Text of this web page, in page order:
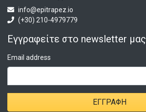
info@epitrapez.io
(+30) 210-4979779
Εγγραφείτε στο newsletter μας
Email address
ΕΓΓΡΑΦΉ